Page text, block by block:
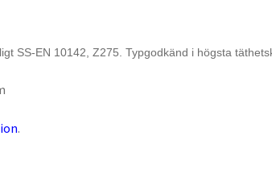
SS-EN 10142, Z275. Typgodkänd i högsta
.